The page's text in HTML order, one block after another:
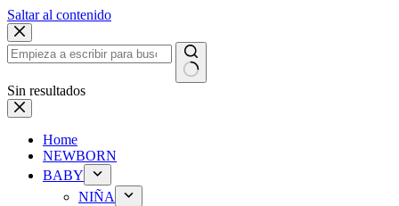
Saltar al contenido
Sin resultados
Home
NEWBORN
BABY
NIÑA